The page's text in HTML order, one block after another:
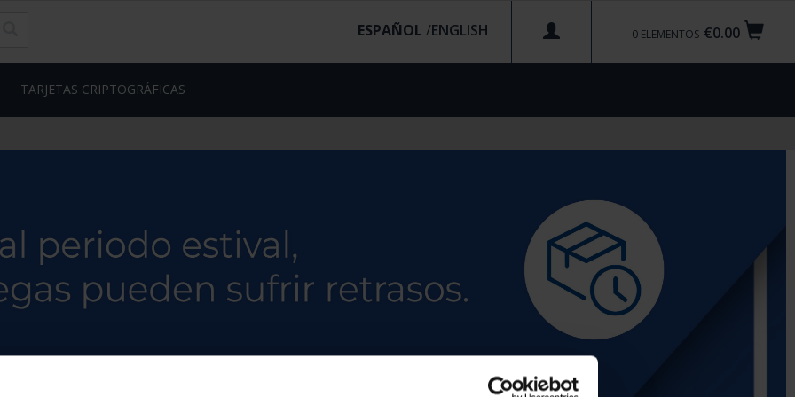
€0.00
0 ELEMENTOS
ESPAÑOL /
TARJETAS CRIPTOGRÁFICAS